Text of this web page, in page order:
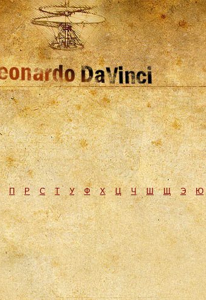
П Р С Т У Ф Х Ц Ч Ш Щ Э Ю